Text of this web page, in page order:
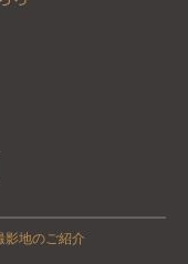
影地のご紹介